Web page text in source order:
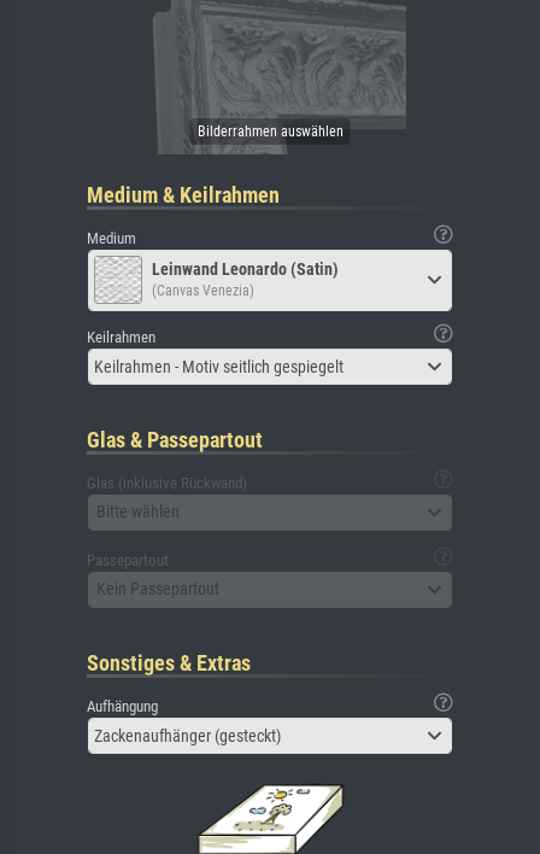
Medium & Keilrahmen
Medium
Leinwand Leonardo (Satin)
(Canvas Venezia)
Keilrahmen
Keilrahmen - Motiv seitlich gespiegelt
Glas & Passepartout
Glas (inklusive Rückwand)
Bitte wählen
Passepartout
Kein Passepartout
Sonstiges & Extras
Aufhängung
Zackenaufhänger (gesteckt)